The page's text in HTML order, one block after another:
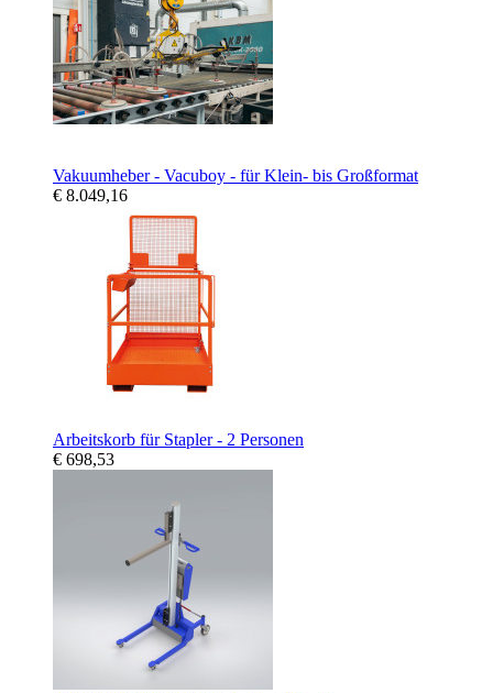
Vakuumheber - Vacuboy - für Klein- bis Großformat
€ 8.049,16
Arbeitskorb für Stapler - 2 Personen
€ 698,53